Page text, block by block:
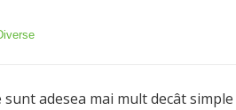
adesea mai mult decât